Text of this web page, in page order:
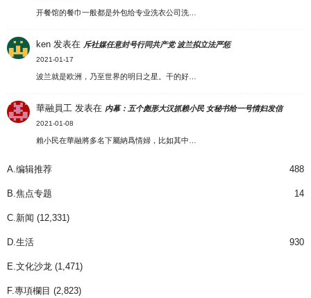
开餐馆的餐巾一般都是外包给专业洗衣公司洗…
ken 发表在 斥社媒任意封号行同共产党 波兰拟立法严惩
2021-01-17
波兰就是欧洲，乃至世界的明日之星。干的好…
華融員工 发表在 内幕：五个彪形大汉抓赖小民 女秘书给一号情妇发信
2021-01-08
賴小民在華融將多名下屬納爲情婦，比如其中…
A.编辑推荐 488
B.焦点专题 14
C.新闻 (12,331)
D.生活 930
E.文化沙龙 (1,471)
F.專項欄目 (2,823)